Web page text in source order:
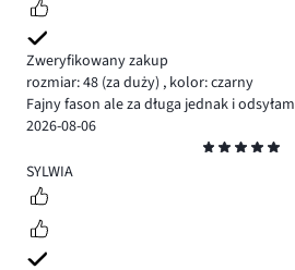
Zweryfikowany zakup
rozmiar: 48 (za duży) , kolor: czarny
Fajny fason ale za długa jednak i odsyłam
2026-08-06
5
SYLWIA